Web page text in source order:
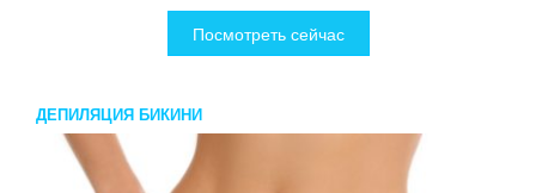
Посмотреть сейчас
ДЕПИЛЯЦИЯ БИКИНИ